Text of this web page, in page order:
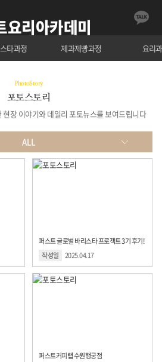
타과정 제과제빵과정 요리
PhotoStory
포토스토리
장 이야기와 데일리 포토뉴스를 보여드립니다
ALL
ALL
창업반
퍼스트 데일리
퍼스트 글로벌 바리스타 프로젝트 3기 후기!
작성일
2025.04.17
퍼스트커피랩 수원행궁점